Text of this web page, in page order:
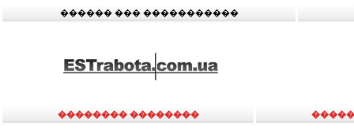
������ ��� �����������
�������� ��������